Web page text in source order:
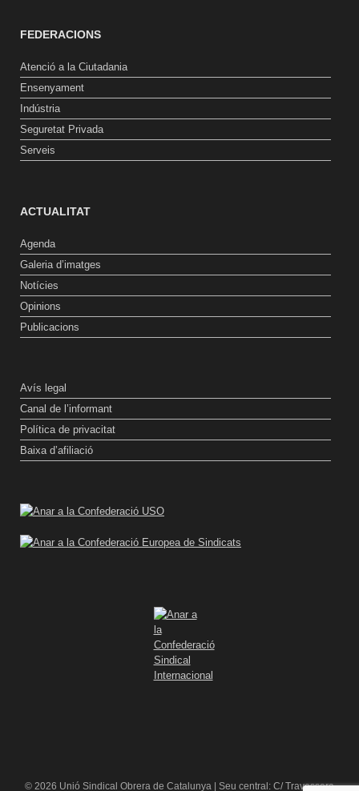
FEDERACIONS
Atenció a la Ciutadania
Ensenyament
Indústria
Seguretat Privada
Serveis
ACTUALITAT
Agenda
Galeria d’imatges
Notícies
Opinions
Publicacions
Avís legal
Canal de l’informant
Política de privacitat
Baixa d’afiliació
© 2026 Unió Sindical Obrera de Catalunya | Seu central: C/ Travessera